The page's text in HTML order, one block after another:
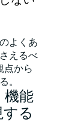
よくあ
えるべ
点から
。
能
る